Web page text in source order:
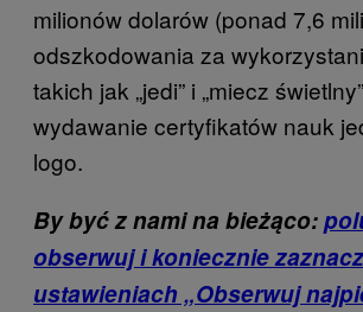
milionów dolarów (ponad 7,6
odszkodowania za
takich jak „jedi” i „miecz
wydawanie certyfikatów nauk
logo.
By być z nami na bieżąco:
obserwuj i koniecznie
ustawieniach „Obserwuj